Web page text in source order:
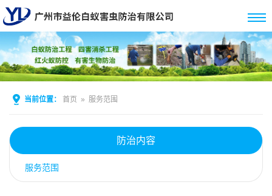
当前位置： 首页 » 服务范围
防治内容
服务范围